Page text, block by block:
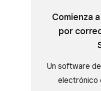
Comienza
por
Un software
electrónico